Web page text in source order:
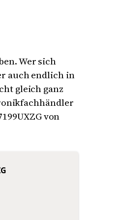
Wer sich
auch endlich in
gleich ganz
von